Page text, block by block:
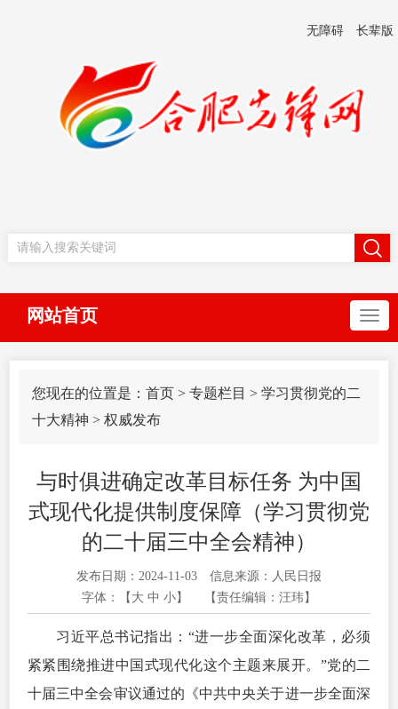
无障碍 长辈版
网站首页
您现在的位置是： 首页 > 专题栏目 > 学习贯彻党的二
十大精神 > 权威发布
与时俱进确定改革目标任务 为中国
式现代化提供制度保障（学习贯彻党
的二十届三中全会精神）
发布日期：2024-11-03
信息来源：人民日报
字体：【 大 中 小 】 【责任编辑：汪玮】
习近平总书记指出：“进一步全面深化改革，必须
紧紧围绕推进中国式现代化这个主题来展开。”党的二
十届三中全会审议通过的《中共中央关于进一步全面深